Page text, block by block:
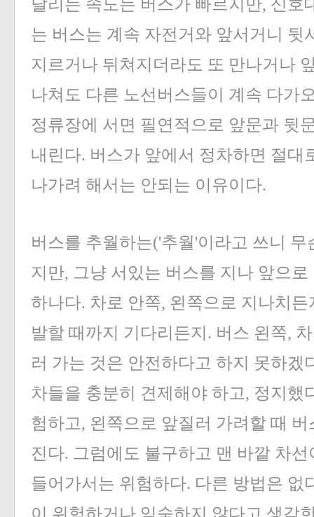
달리는 속도는 버스가 빠르지만, 신호
는 버스는 계속 자전거와 앞서거니 뒷
지르거나 뒤쳐지더라도 또 만나거나
나쳐도 다른 노선버스들이 계속 다가
정류장에 서면 필연적으로 앞문과 뒷
내린다. 버스가 앞에서 정차하면 절대
나가려 해서는 안되는 이유이다.
버스를 추월하는('추월'이라고 쓰니
지만, 그냥 서있는 버스를 지나 앞으
하나다. 차로 안쪽, 왼쪽으로 지나치
발할 때까지 기다리든지. 버스 왼쪽,
러 가는 것은 안전하다고 하지 못하겠
차들을 충분히 견제해야 하고, 정지했
험하고, 왼쪽으로 앞질러 가려할 때
진다. 그럼에도 불구하고 맨 바깥 차
들어가서는 위험하다. 다른 방법은 없